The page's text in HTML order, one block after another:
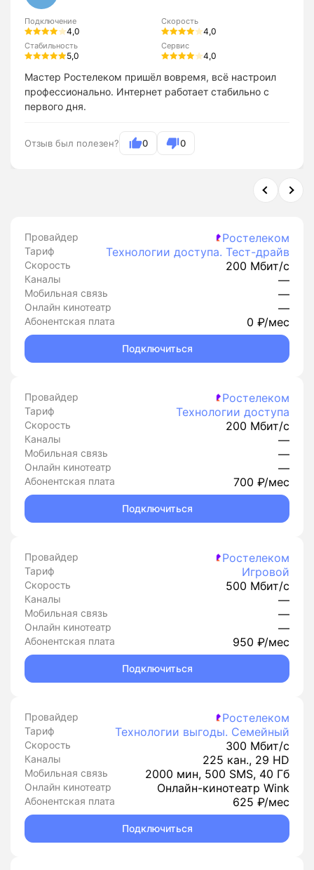
Подключение
4,0
Скорость
4,0
Стабильность
5,0
Сервис
4,0
Мастер Ростелеком пришёл вовремя, всё настроил
профессионально. Интернет работает стабильно с
первого дня.
Отзыв был полезен? 0 0
Провайдер Ростелеком
Тариф Технологии доступа. Тест-драйв
Скорость 200 Мбит/с
Каналы —
Мобильная связь —
Онлайн кинотеатр —
Абонентская плата 0 ₽/мес
Подключиться
Провайдер Ростелеком
Тариф Технологии доступа
Скорость 200 Мбит/с
Каналы —
Мобильная связь —
Онлайн кинотеатр —
Абонентская плата 700 ₽/мес
Подключиться
Провайдер Ростелеком
Тариф Игровой
Скорость 500 Мбит/с
Каналы —
Мобильная связь —
Онлайн кинотеатр —
Абонентская плата 950 ₽/мес
Подключиться
Провайдер Ростелеком
Тариф Технологии выгоды. Семейный
Скорость 300 Мбит/с
Каналы 225 кан., 29 HD
Мобильная связь 2000 мин, 500 SMS, 40 Гб
Онлайн кинотеатр Онлайн-кинотеатр Wink
Абонентская плата 625 ₽/мес
Подключиться